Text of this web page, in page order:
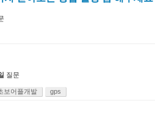
질문
보어플개발 gps